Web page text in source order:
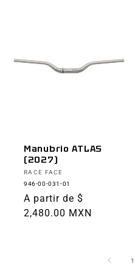
Manubrio ATLAS
(2027)
Proveedor:
RACE FACE
946-00-031-01
Precio
habitual
A partir de $
2,480.00 MXN
1